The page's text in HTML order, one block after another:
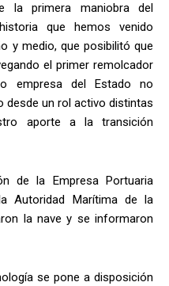
la primera maniobra del
que hemos venido
y medio, que posibilitó que
el primer remolcador
empresa del Estado no
desde un rol activo distintas
aporte a la transición
de la Empresa Portuaria
Autoridad Marítima de la
la nave y se informaron
se pone a disposición